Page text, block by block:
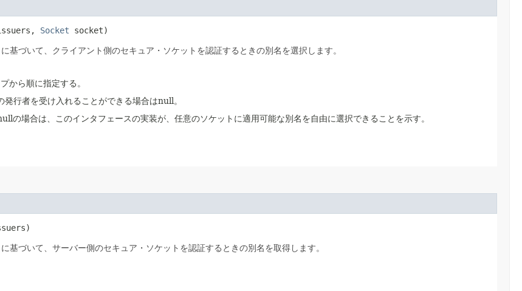
Socket socket)
づいて、クライアント側のセキュア・ソケットを認証するときの別名を選択します。
から順に指定する。
行者を受け入れることができる場合はnull。
の場合は、このインタフェースの実装が、任意のソケットに適用可能な別名を自由に選択できることを示す。
づいて、サーバー側のセキュア・ソケットを認証するときの別名を取得します。